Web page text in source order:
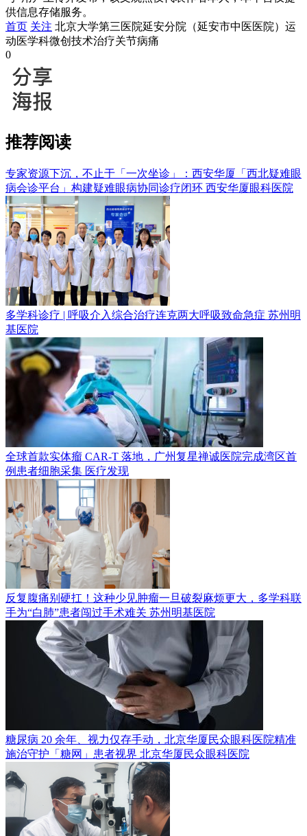
供信息存储服务。
首页 关注 北京大学第三医院延安分院（延安市中医医院）运
动医学科微创技术治疗关节病痛
0
推荐阅读
专家资源下沉，不止于「一次坐诊」：西安华厦「西北疑难眼
病会诊平台」构建疑难眼病协同诊疗闭环 西安华厦眼科医院
多学科诊疗 | 呼吸介入综合治疗连克两大呼吸致命急症 苏州明
基医院
全球首款实体瘤 CAR-T 落地，广州复星禅诚医院完成湾区首
例患者细胞采集 医疗发现
反复腹痛别硬扛！这种少见肿瘤一旦破裂麻烦更大，多学科联
手为“白肺”患者闯过手术难关 苏州明基医院
糖尿病 20 余年、视力仅存手动，北京华厦民众眼科医院精准
施治守护「糖网」患者视界 北京华厦民众眼科医院